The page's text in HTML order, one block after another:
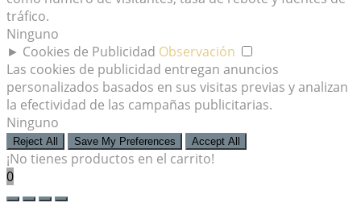
tráfico.
Ninguno
► Cookies de Publicidad Observación
Las cookies de publicidad entregan anuncios
personalizados basados en sus visitas previas y analizan
la efectividad de las campañas publicitarias.
Ninguno
Reject All Save My Preferences Accept All
¡No tienes productos en el carrito!
0